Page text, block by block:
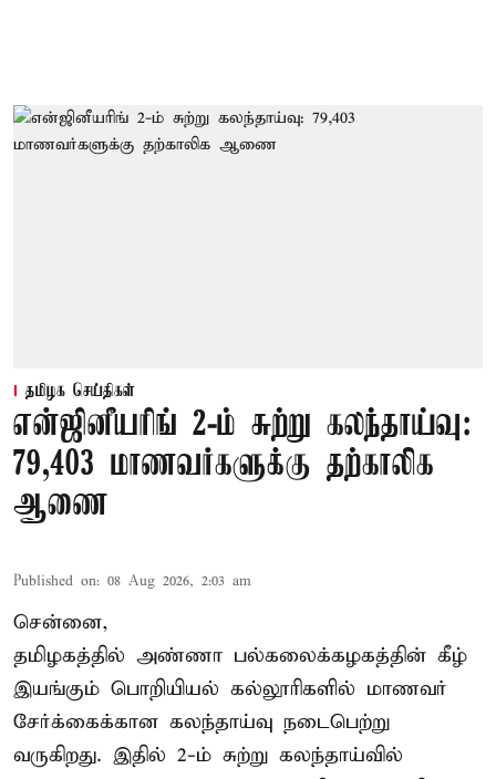
தமிழக செய்திகள்
என்ஜினீயரிங் 2-ம் சுற்று கலந்தாய்வு:
79,403 மாணவர்களுக்கு தற்காலிக
ஆணை
Published on: 08 Aug 2026, 2:03 am
சென்னை,
தமிழகத்தில் அண்ணா பல்கலைக்கழகத்தின் கீழ்
இயங்கும் பொறியியல் கல்லூரிகளில் மாணவர்
சேர்க்கைக்கான கலந்தாய்வு நடைபெற்று
வருகிறது. இதில் 2-ம் சுற்று கலந்தாய்வில்